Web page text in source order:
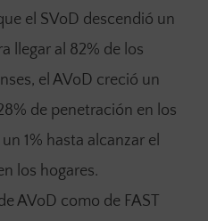
el SVoD descendió un
llegar al 82% de los
el AVoD creció un
de penetración en los
1% hasta alcanzar el
los hogares.
AVoD como de FAST